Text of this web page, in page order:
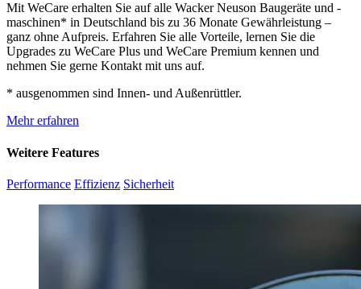
Mit WeCare erhalten Sie auf alle Wacker Neuson Baugeräte und -
maschinen* in Deutschland bis zu 36 Monate Gewährleistung –
ganz ohne Aufpreis. Erfahren Sie alle Vorteile, lernen Sie die
Upgrades zu WeCare Plus und WeCare Premium kennen und
nehmen Sie gerne Kontakt mit uns auf.
* ausgenommen sind Innen- und Außenrüttler.
Mehr erfahren
Weitere Features
Performance Effizienz Sicherheit